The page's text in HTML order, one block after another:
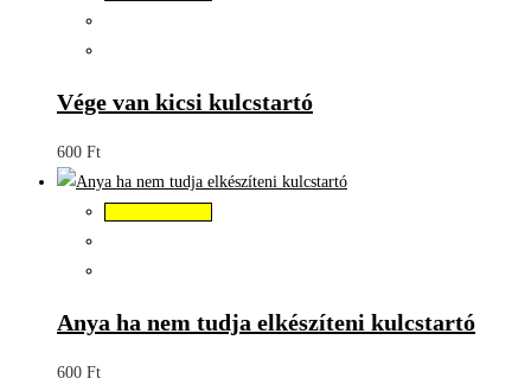
Vége van kicsi kulcstartó
600 Ft
Anya ha nem tudja elkészíteni kulcstartó
600 Ft